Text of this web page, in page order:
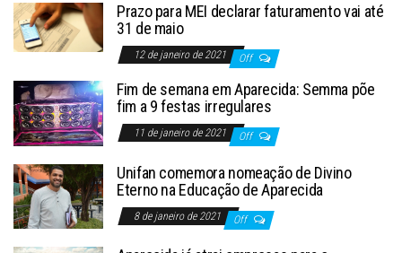
Prazo para MEI declarar faturamento vai até
31 de maio
12 de janeiro de 2021 Off
Fim de semana em Aparecida: Semma põe
fim a 9 festas irregulares
11 de janeiro de 2021 Off
Unifan comemora nomeação de Divino
Eterno na Educação de Aparecida
8 de janeiro de 2021 Off